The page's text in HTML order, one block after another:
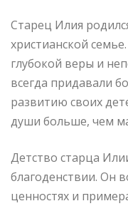
Старец Илия
христианской
глубокой веры и
всегда придавали
развитию своих
души больше, чем
Детство старца
благоденствии. Он
ценностях и